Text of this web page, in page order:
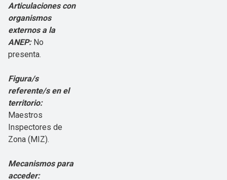
Articulaciones con
organismos
externos a la
ANEP:No
presenta.
Figura/s
referente/s en el
territorio:
Maestros
Inspectores de
Zona (MIZ).
Mecanismos para
acceder: